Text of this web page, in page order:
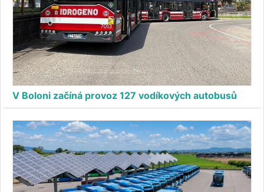
V Boloni začíná provoz 127 vodíkových autobusů